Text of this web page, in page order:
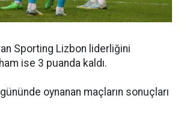
Sporting Lizbon liderliğini
ise 3 puanda kaldı.
oynanan maçların sonuçları